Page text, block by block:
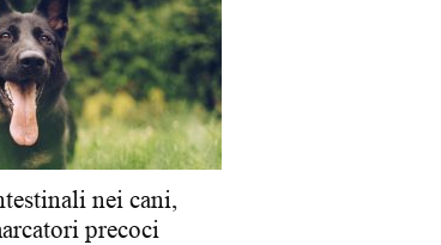
nei cani,
precoci